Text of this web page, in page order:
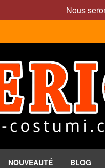
Nous
NOUVEAUTÉ BLOG